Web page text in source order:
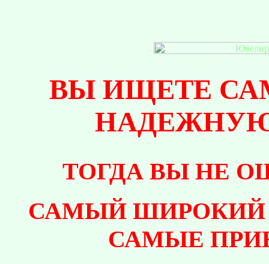
ВЫ ИЩЕТЕ
НАДЕЖНУЮ
ТОГДА ВЫ НЕ
САМЫЙ ШИРОКИЙ
САМЫЕ